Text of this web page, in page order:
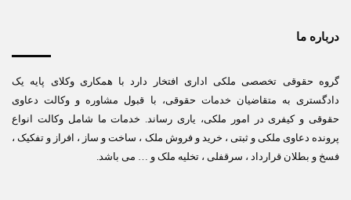
درباره ما
گروه حقوقی تخصصی ملکی اداری افتخار دارد با همکاری وکلای پایه یک
دادگستری به متقاضیان خدمات حقوقی، با قبول مشاوره و وکالت دعاوی
حقوقی و کیفری در امور ملکی، یاری رساند. خدمات ما شامل وکالت انواع
پرونده دعاوی ملکی و ثبتی ، خرید و فروش ملک ، ساخت و ساز ، افراز و تفکیک ،
فسخ و بطلان قرارداد ، سرقفلی ، تخلیه ملک و … می باشد.